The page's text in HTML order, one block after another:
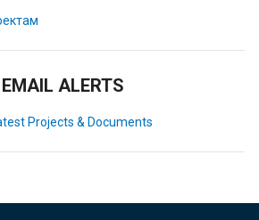
ALERTS
Projects & Documents